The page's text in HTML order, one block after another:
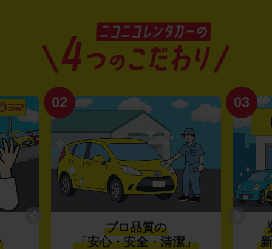
02
プロ品質の
「安心・安全・清潔」
03